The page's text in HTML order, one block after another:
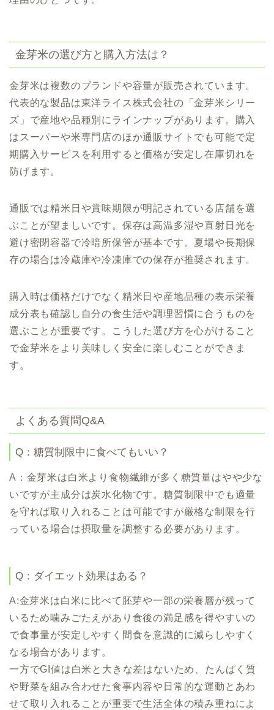
金芽米の選び方と購入方法は？
金芽米は複数のブランドや容量が販売されています。
代表的な製品は東洋ライス株式会社の「金芽米シリー
ズ」で産地や品種別にラインナップがあります。購入
はスーパーや米専門店のほか通販サイトでも可能で定
期購入サービスを利用すると価格が安定し在庫切れを
防げます。
通販では精米日や賞味期限が明記されている店舗を選
ぶことが望ましいです。保存は高温多湿や直射日光を
避け密閉容器で冷暗所保管が基本です。夏場や長期保
存の場合は冷蔵庫や冷凍庫での保存が推奨されます。
購入時は価格だけでなく精米日や産地品種の表示栄養
成分表も確認し自分の食生活や調理習慣に合うものを
選ぶことが重要です。こうした選び方を心がけること
で金芽米をより美味しく安全に楽しむことができま
す。
よくある質問Q&A
Q：糖質制限中に食べてもいい？
A：金芽米は白米より食物繊維が多く糖質量はやや少な
いですが主成分は炭水化物です。糖質制限中でも適量
を守れば取り入れることは可能ですが厳格な制限を行
っている場合は摂取量を調整する必要があります。
Q：ダイエット効果はある？
A:金芽米は白米に比べて胚芽や一部の栄養層が残って
いるため噛みごたえがあり食後の満足感を得やすいの
で食事量が安定しやすく間食を意識的に減らしやすく
なる場合があります。
一方でGI値は白米と大きな差はないため、たんぱく質
や野菜を組み合わせた食事内容や日常的な運動とあわ
せて取り入れることが重要で生活全体の積み重ねによ